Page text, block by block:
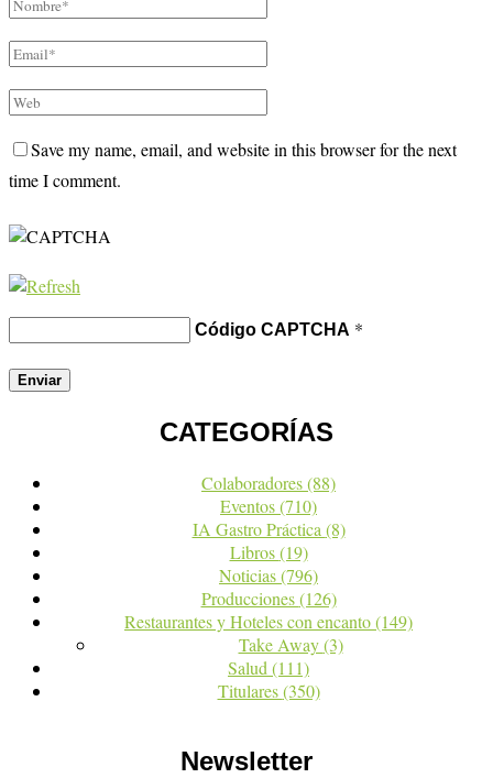
Save my name, email, and website in this browser for the next
time I comment.
Código CAPTCHA *
CATEGORÍAS
Colaboradores(88)
Eventos(710)
IA Gastro Práctica(8)
Libros(19)
Noticias(796)
Producciones(126)
Restaurantes y Hoteles con encanto(149)
Take Away(3)
Salud(111)
Titulares(350)
Newsletter